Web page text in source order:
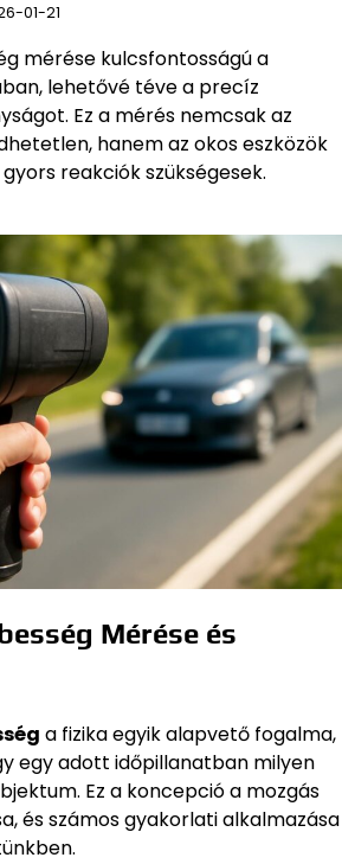
01-21
mérése kulcsfontosságú a
lehetővé téve a precíz
Ez a mérés nemcsak az
hanem az okos eszközök
reakciók szükségesek.
Mérése és
a fizika egyik alapvető fogalma,
egy adott időpillanatban milyen
Ez a koncepció a mozgás
és számos gyakorlati alkalmazása